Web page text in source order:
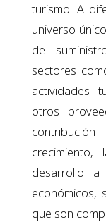
turismo. A
universo
de
sectores
actividades
otros
desarrollo
económicos,
que son